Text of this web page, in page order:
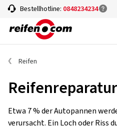
Bestellhotline: 0848234234
Reifen
Etwa 7 % der Autopannen
verursacht. Ein Loch oder Riss